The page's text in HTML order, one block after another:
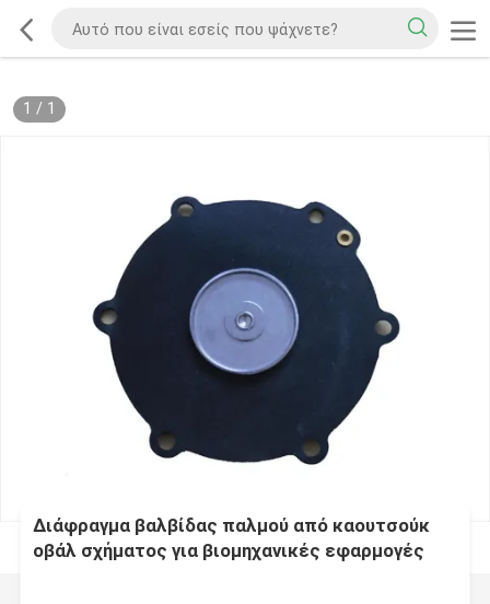
1 / 1
Διάφραγμα βαλβίδας παλμού από καουτσούκ
οβάλ σχήματος για βιομηχανικές εφαρμογές